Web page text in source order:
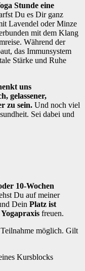
Stunde eine
Du es Dir ganz
Lavendel oder Minze
mit dem Klang
Während der
das Immunsystem
Stärke und Ruhe
uns
gelassener,
zu sein. Und noch viel
Sei dabei und
10-Wochen
Du auf meiner
Dein Platz ist
Yogapraxis freuen.
möglich. Gilt
Kursblocks